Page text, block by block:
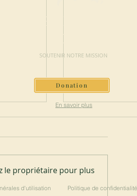
200 ans du
le propriétaire pour plus
FAIRE UN
DON
SOUTENIR NOTRE MISSION
Donation
En savoir plus
d'utilisation Politique de confidentialité